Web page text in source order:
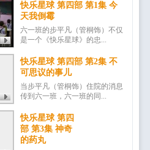
快乐星球 第四部 第1集 今
天我倒霉
六一班的步平凡（管桐饰）不仅
是一个《快乐星球》的忠...
快乐星球 第四部 第2集 不
可思议的事儿
当步平凡（管桐饰）住院的消息
传到六一班，六一班的同...
快乐星球 第四
部 第3集 神奇
的药丸